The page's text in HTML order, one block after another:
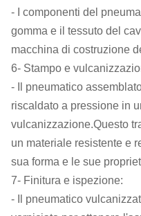
- I componenti del
gomma e il tessuto del
macchina di costruzione
6- Stampo e
- Il pneumatico
riscaldato a pressione in
vulcanizzazione.Questo
un materiale resistente e
sua forma e le sue
7- Finitura e ispezione:
- Il pneumatico